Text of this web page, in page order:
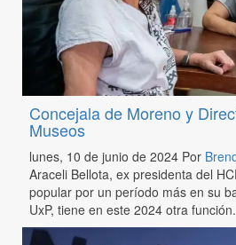
Concejala de Moreno y
Museos
lunes, 10 de junio de 2024 Por
Araceli Bellota, ex presidenta del
popular por un período más en su
UxP, tiene en este 2024 otra